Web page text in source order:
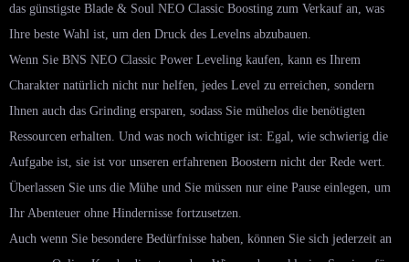
das günstigste Blade & Soul NEO Classic Boosting zum Verkauf an, was
Ihre beste Wahl ist, um den Druck des Levelns abzubauen.
Wenn Sie BNS NEO Classic Power Leveling kaufen, kann es Ihrem
Charakter natürlich nicht nur helfen, jedes Level zu erreichen, sondern
Ihnen auch das Grinding ersparen, sodass Sie mühelos die benötigten
Ressourcen erhalten. Und was noch wichtiger ist: Egal, wie schwierig die
Aufgabe ist, sie ist vor unseren erfahrenen Boostern nicht der Rede wert.
Überlassen Sie uns die Mühe und Sie müssen nur eine Pause einlegen, um
Ihr Abenteuer ohne Hindernisse fortzusetzen.
Auch wenn Sie besondere Bedürfnisse haben, können Sie sich jederzeit an